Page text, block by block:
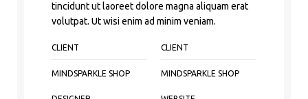
tincidunt ut laoreet dolore magna aliquam erat
volutpat. Ut wisi enim ad minim veniam.
CLIENT
MINDSPARKLE SHOP
CLIENT
MINDSPARKLE SHOP